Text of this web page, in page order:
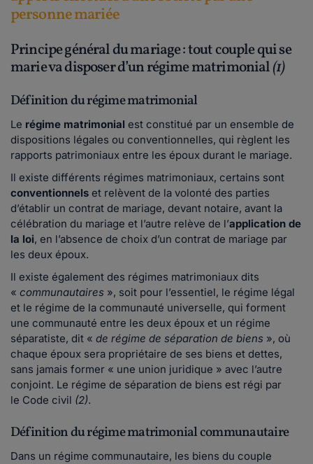
personne mariée
Principe général du mariage : tout couple qui se
marie va disposer d’un régime matrimonial(1)
Définition du régime matrimonial
Le régime matrimonial est constitué par un ensemble de
dispositions légales ou conventionnelles, qui règlent les
rapports patrimoniaux entre les époux durant le mariage.
Il existe différents régimes matrimoniaux, certains sont
conventionnels et relèvent de la volonté des parties
d’établir un contrat de mariage, devant notaire, avant la
célébration du mariage et l’autre relève de l’application de
la loi, en l’absence de choix d’un contrat de mariage par
les deux époux.
Il existe également des régimes matrimoniaux dits
« communautaires », soit pour l’essentiel, le régime légal
et le régime de la communauté universelle, qui forment
une communauté entre les deux époux et un régime
séparatiste, dit « de régime de séparation de biens », où
chaque époux sera propriétaire de ses biens et dettes,
sans jamais former « une union juridique » avec l’autre
conjoint. Le régime de séparation de biens est régi par
le Code civil (2).
Définition du régime matrimonial communautaire
Dans un régime communautaire, les biens du couple